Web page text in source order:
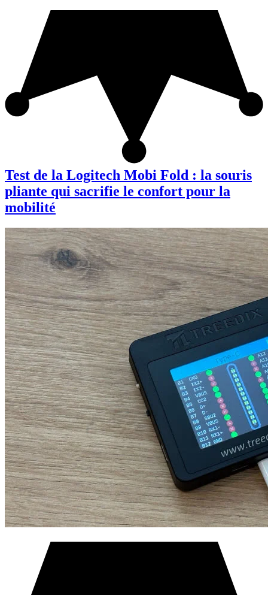
Test de la Logitech Mobi Fold : la souris
pliante qui sacrifie le confort pour la
mobilité